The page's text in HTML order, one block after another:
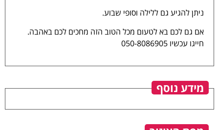
ניתן להגיע גם ללילה וסופי שבוע.
אם גם לכם בא לטעום מכל הטוב הזה מחכים לכם באהבה.
חייגו עכשיו 050-8086905
מידע נוסף